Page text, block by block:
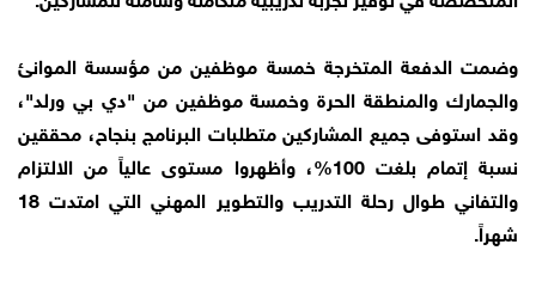
وضمت الدفعة المتخرجة خمسة موظفين من مؤسسة الموانئ
والجمارك والمنطقة الحرة وخمسة موظفين من "دي بي ورلد"،
وقد استوفى جميع المشاركين متطلبات البرنامج بنجاح، محققين
نسبة إتمام بلغت 100%، وأظهروا مستوى عالياً من الالتزام
والتفاني طوال رحلة التدريب والتطوير المهني التي امتدت 18
شهراً.